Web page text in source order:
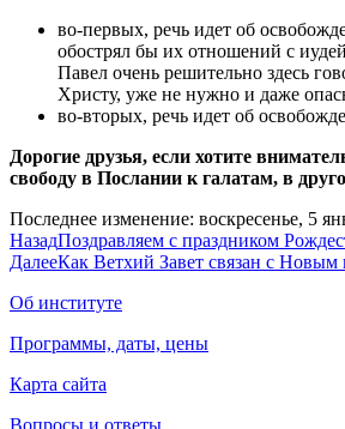
во-первых, речь идет об
обострял бы их отношений с
Павел очень решительно здесь
Христу, уже не нужно и даже
во-вторых, речь идет об
Дорогие друзья, если хотите
свободу в Послании к галатам, в
Последнее изменение: воскресенье, 5
НазадПоздравляем с праздником
ДалееКак Ветхий Завет связан с Новым
Об институте
Программы, даты, цены
Карта сайта